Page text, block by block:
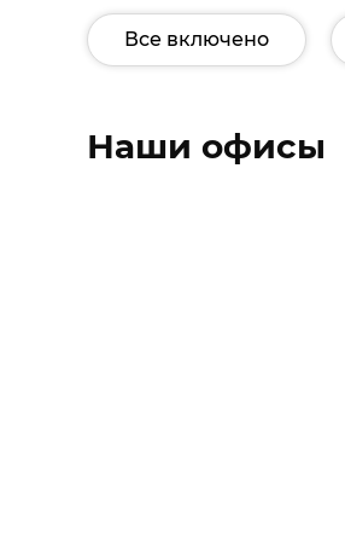
Все включено
Наши офисы